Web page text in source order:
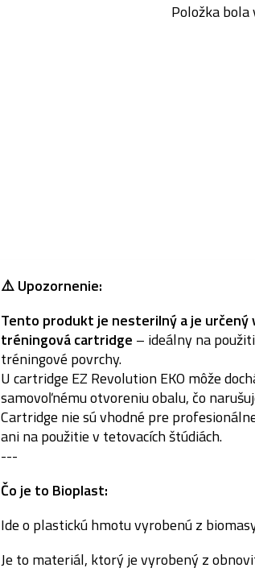
Položka
⚠️ Upozornenie:
Tento produkt je nesterilný a je určený
tréningová cartridge – ideálny na
tréningové povrchy.
U cartridge EZ Revolution EKO môže
samovoľnému otvoreniu obalu, čo
Cartridge nie sú vhodné pre
ani na použitie v tetovacích štúdiách.
---
Čo je to Bioplast:
Ide o plastickú hmotu vyrobenú z
Je to materiál, ktorý je vyrobený z